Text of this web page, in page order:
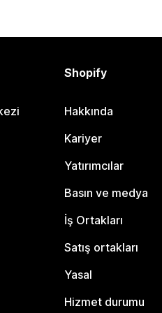
Shopify
Hakkında
Kariyer
Yatırımcılar
Basın ve medya
İş Ortakları
Satış ortakları
Yasal
Hizmet durumu